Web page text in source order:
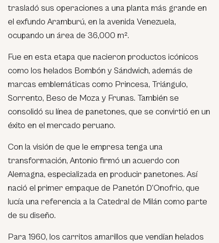
trasladó sus operaciones a una planta más grande en
el exfundo Aramburú, en la avenida Venezuela,
ocupando un área de 36,000 m².
Fue en esta etapa que nacieron productos icónicos
como los helados Bombón y Sándwich, además de
marcas emblemáticas como Princesa, Triángulo,
Sorrento, Beso de Moza y Frunas. También se
consolidó su línea de panetones, que se convirtió en un
éxito en el mercado peruano.
Con la visión de que le empresa tenga una
transformación, Antonio firmó un acuerdo con
Alemagna, especializada en producir panetones. Así
nació el primer empaque de Panetón D’Onofrio, que
lucía una referencia a la Catedral de Milán como parte
de su diseño.
Para 1960, los carritos amarillos que vendían helados